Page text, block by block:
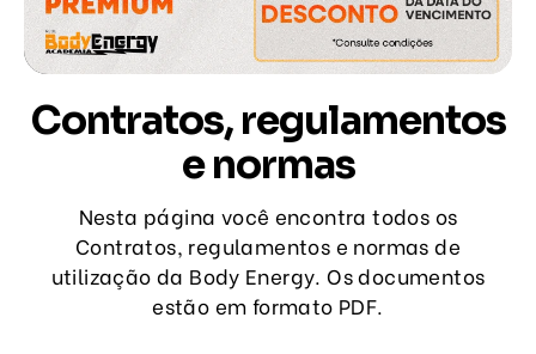
Contratos, regulamentos
e normas
Nesta página você encontra todos os
Contratos, regulamentos e normas de
utilização da Body Energy. Os documentos
estão em formato PDF.